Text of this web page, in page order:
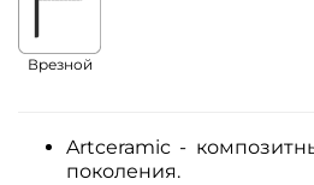
Врезной
Artceramic -
поколения.